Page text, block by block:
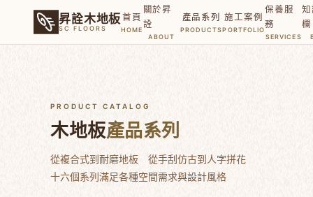
昇詮木地板
SC FLOORS
首頁
HOME
關於昇
詮
ABOUT
產品系列
PRODUCTS
施工案例
PORTFOLIO
保養服
務
SERVICES
欄
PRODUCT CATALOG
木地板產品系列
從複合式到耐磨地板 從手刮仿古到人字拼花
十六個系列滿足各種空間需求與設計風格